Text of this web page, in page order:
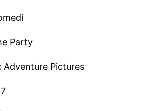
Party
Adventure Pictures